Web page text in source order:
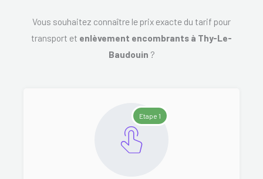
Vous souhaitez connaître le prix exacte du tarif pour
transport et enlèvement encombrants à Thy-Le-
Baudouin ?
Etape 1